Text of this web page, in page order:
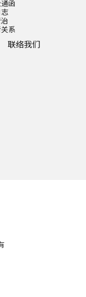
函
系
联络我们